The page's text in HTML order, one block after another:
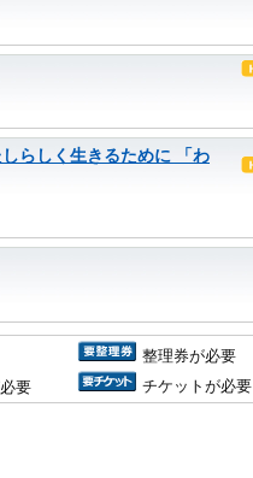
らしく生きるために 「わ
整理券が必要
要 チケットが必要